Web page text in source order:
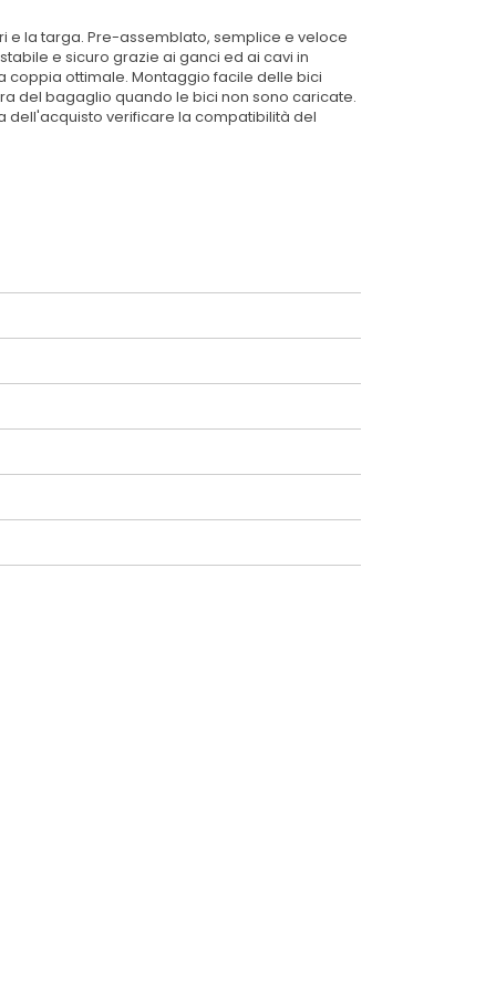
e la targa. Pre-assemblato, semplice e veloce
e sicuro grazie ai ganci ed ai cavi in
coppia ottimale. Montaggio facile delle bici
del bagaglio quando le bici non sono caricate.
dell'acquisto verificare la compatibilità del